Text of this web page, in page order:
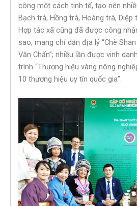
công một cách tinh tế, tạo nên
Bạch trà, Hồng trà, Hoàng trà, Diệp
Hợp tác xã cũng đã được công
sao, mang chỉ dẫn địa lý “Chè
Văn Chấn”; nhiều lần được vinh
trình “Thương hiệu vàng nông
10 thương hiệu uy tín quốc gia”.